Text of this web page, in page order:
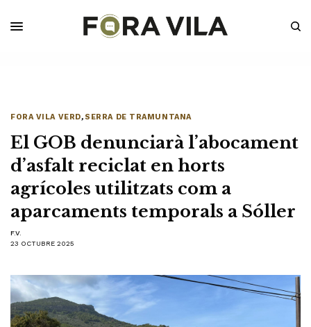
FORA VILA VERD,SERRA DE TRAMUNTANA
El GOB denunciarà l’abocament
d’asfalt reciclat en horts
agrícoles utilitzats com a
aparcaments temporals a Sóller
F.V.
23 OCTUBRE 2025